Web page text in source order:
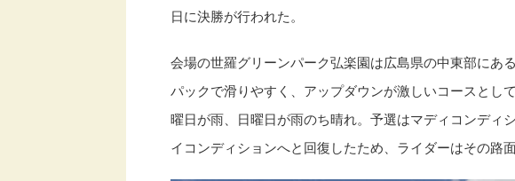
日に決勝が行われた。
会場の世羅グリーンパーク弘楽園は広島県の中東部にあ
パックで滑りやすく、アップダウンが激しいコースとし
曜日が雨、日曜日が雨のち晴れ。予選はマディコンディ
イコンディションへと回復したため、ライダーはその路